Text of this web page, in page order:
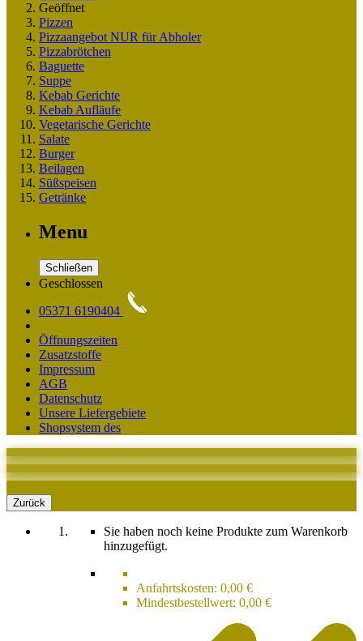
Geöffnet
Pizzen
Pizzaangebot NUR für Abholer
Pizzabrötchen
Baguette
Suppe
Kebab Gerichte
Kebab Aufläufe
Vegetarische Gerichte
Salate
Burger
Beilagen
Süßspeisen
Getränke
Menu
Schließen
Geschlossen
05371 6190404
Öffnungszeiten
Zusatzstoffe
Impressum
AGB
Datenschutz
Unsere Liefergebiete
Shopsystem des
Zurück
Sie haben noch keine Produkte zum Warenkorb
hinzugefügt.
Anfahrtskosten: 0,00 €
Mindestbestellwert: 0,00 €